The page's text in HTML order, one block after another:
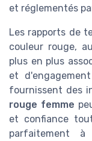
et réglementés
Les rapports de
couleur rouge,
plus en plus
et
fournissent des
rouge femme
et confiance
parfaitement